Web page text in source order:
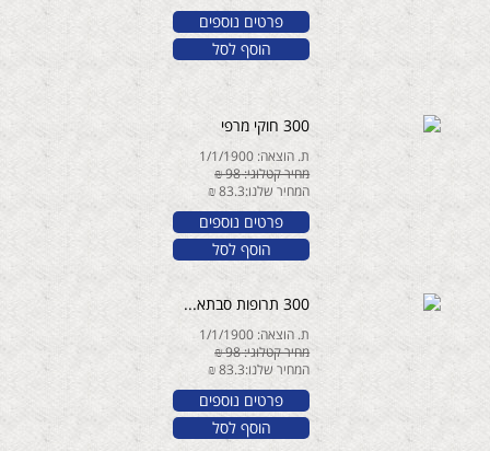
פרטים נוספים
הוסף לסל
300 חוקי מרפי
ת. הוצאה: 1/1/1900
מחיר קטלוגי: 98 ₪
המחיר שלנו:83.3 ₪
פרטים נוספים
הוסף לסל
300 תרופות סבתא...
ת. הוצאה: 1/1/1900
מחיר קטלוגי: 98 ₪
המחיר שלנו:83.3 ₪
פרטים נוספים
הוסף לסל